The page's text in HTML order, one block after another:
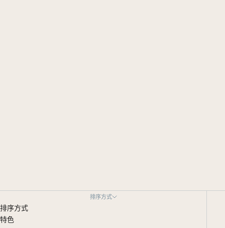
排序方式
排序方式
特色